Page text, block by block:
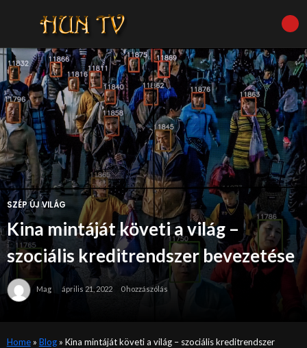
SZÉP ÚJ VILÁG
Kina mintáját követi a világ –
szociális kreditrendszer bevezetése
Mag április 21, 2022 0 hozzászólás
Home» Blog» Kina mintáját követi a világ – szociális kreditrendszer